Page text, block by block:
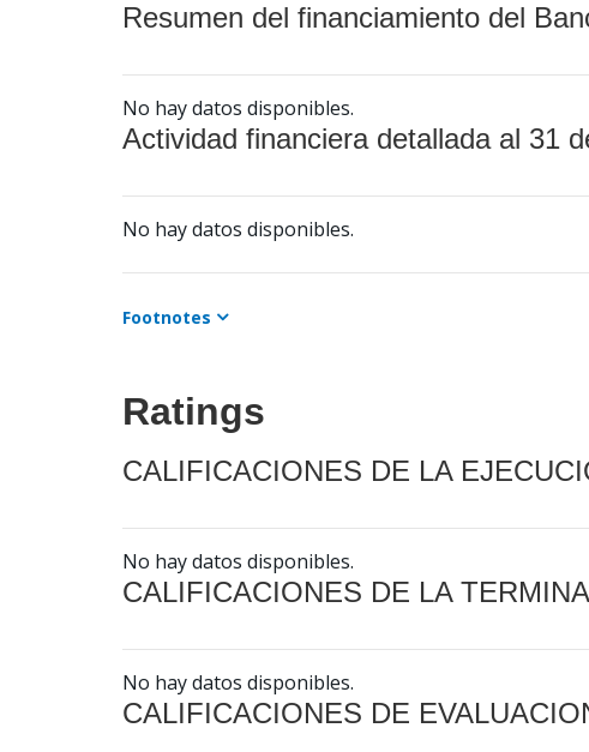
Resumen del financiamiento del
No hay datos disponibles.
Actividad financiera detallada al 31
No hay datos disponibles.
Footnotes
Ratings
CALIFICACIONES DE LA
No hay datos disponibles.
CALIFICACIONES DE LA
No hay datos disponibles.
CALIFICACIONES DE